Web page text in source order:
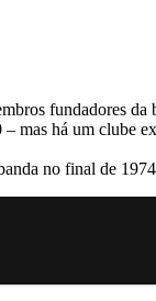
fundadores da
mas há um clube
no final de